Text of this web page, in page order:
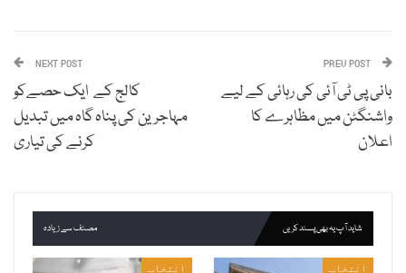
بانی پی ٹی آئی کی رہائی کے لیے
واشنگٹن میں مظاہرے کا
اعلان
NEXT POST
کالج کے ایک حصےکو
مہاجرین کی پناہ گاہ میں تبدیل
کرنے کی تیاری
شاید آپ یہ بھی پسند کریں مصنف سے زیادہ
انتخاب انتخاب